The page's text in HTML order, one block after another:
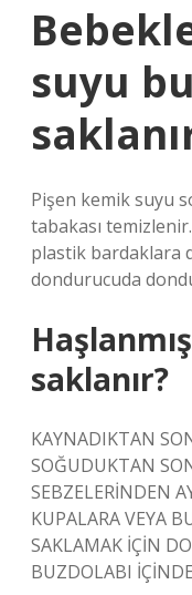
suyu
Pişen kemik suyu
tabakası
plastik bardaklara
dondurucuda
saklanır?
KAYNADIKTAN
SOĞUDUKTAN
SEBZELERİNDEN
KUPALARA VEYA
SAKLAMAK İÇİN
BUZDOLABI